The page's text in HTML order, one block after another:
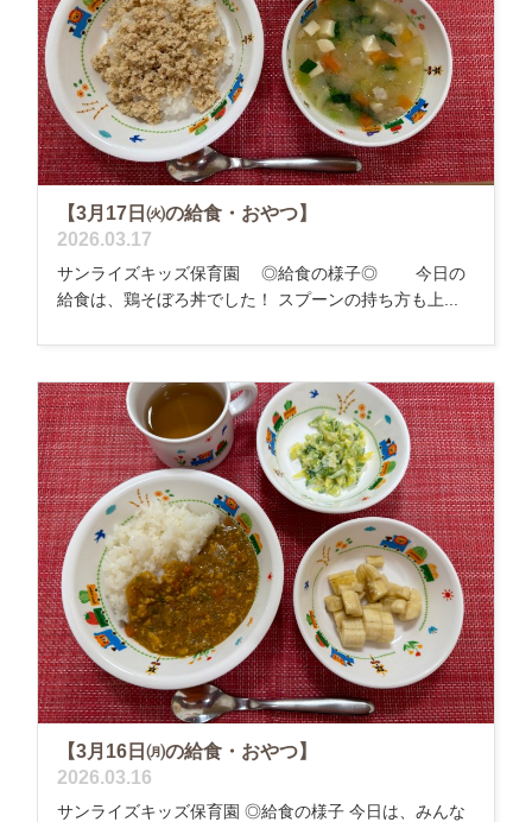
【3月17日㈫の給食・おやつ】
2026.03.17
サンライズキッズ保育園 ◎給食の様子◎ 今日の
給食は、鶏そぼろ丼でした！ スプーンの持ち方も上...
【3月16日㈪の給食・おやつ】
2026.03.16
サンライズキッズ保育園 ◎給食の様子 今日は、みんな